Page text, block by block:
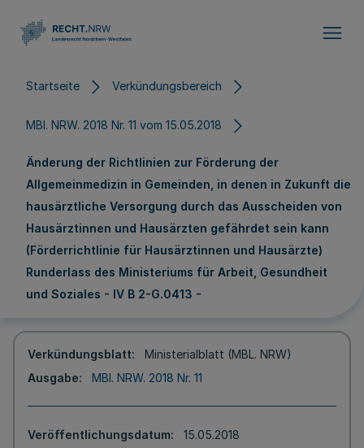
Startseite Verkündungsbereich
MBl. NRW. 2018 Nr. 11 vom 15.05.2018
Änderung der Richtlinien zur Förderung der
Allgemeinmedizin in Gemeinden, in denen in Zukunft die
hausärztliche Versorgung durch das Ausscheiden von
Hausärztinnen und Hausärzten gefährdet sein kann
(Förderrichtlinie für Hausärztinnen und Hausärzte)
Runderlass des Ministeriums für Arbeit, Gesundheit
und Soziales - IV B 2-G.0413 -
Verkündungsblatt
Ministerialblatt (MBL. NRW)
Ausgabe
MBl. NRW. 2018 Nr. 11
Veröffentlichungsdatum
15.05.2018